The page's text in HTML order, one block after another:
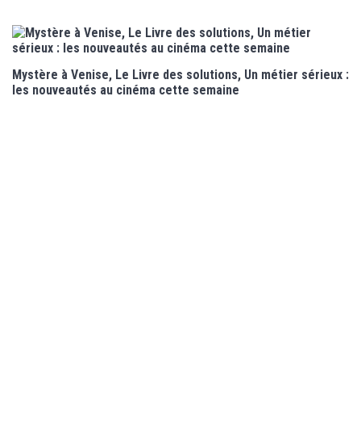
Mystère à Venise, Le Livre des solutions, Un métier sérieux :
les nouveautés au cinéma cette semaine